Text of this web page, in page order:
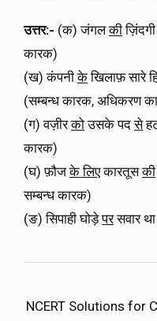
उत्तर:- (क) जंगलकी
कारक)
(ख) कंपनीकेखिलाफ़ सारे
(सम्बन्ध कारक, अधिकरण
(ग) वज़ीरकोउसके पदसे
कारक)
(घ) फ़ौजके लिएकारतूसकी
सम्बन्ध कारक)
(ङ) सिपाही घोड़ेपरसवार
NCERT Solutions for